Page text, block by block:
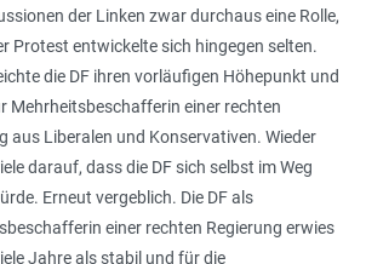
der Linken zwar durchaus eine Rolle,
Protest entwickelte sich hingegen selten.
die DF ihren vorläufigen Höhepunkt und
Mehrheitsbeschafferin einer rechten
aus Liberalen und Konservativen. Wieder
darauf, dass die DF sich selbst im Weg
Erneut vergeblich. Die DF als
einer rechten Regierung erwies
Jahre als stabil und für die